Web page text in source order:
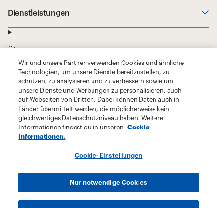
Wir und unsere Partner verwenden Cookies und ähnliche
Technologien, um unsere Dienste bereitzustellen, zu
schützen, zu analysieren und zu verbessern sowie um
unsere Dienste und Werbungen zu personalisieren, auch
auf Webseiten von Dritten. Dabei können Daten auch in
Länder übermittelt werden, die möglicherweise kein
gleichwertiges Datenschutzniveau haben. Weitere
Informationen findest du in unseren
Cookie
Informationen.
Cookie-Einstellungen
Nur notwendige Cookies